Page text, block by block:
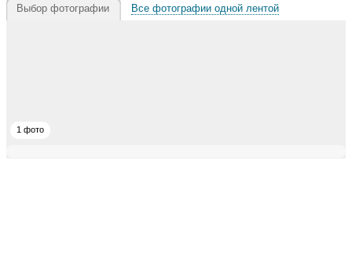
Выбор фотографии Все фотографии одной лентой
1 фото